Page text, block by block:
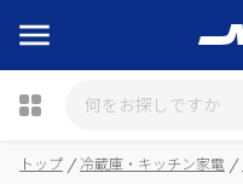
トップ 冷蔵庫・キッチン家電